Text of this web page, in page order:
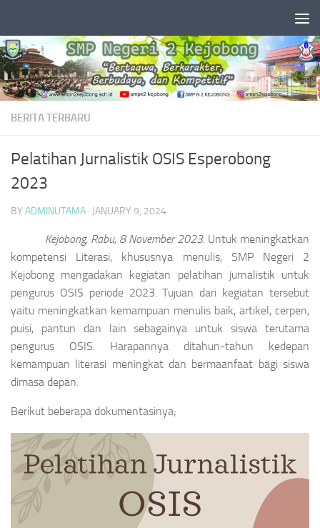
BERITA TERBARU
Pelatihan Jurnalistik OSIS Esperobong
2023
BY ADMINUTAMA · JANUARY 9, 2024
Kejobong, Rabu, 8 November 2023. Untuk meningkatkan
kompetensi Literasi, khususnya menulis, SMP Negeri 2
Kejobong mengadakan kegiatan pelatihan jurnalistik untuk
pengurus OSIS periode 2023. Tujuan dari kegiatan tersebut
yaitu meningkatkan kemampuan menulis baik, artikel, cerpen,
puisi, pantun dan lain sebagainya untuk siswa terutama
pengurus OSIS. Harapannya ditahun-tahun kedepan
kemampuan literasi meningkat dan bermaanfaat bagi siswa
dimasa depan.
Berikut beberapa dokumentasinya;